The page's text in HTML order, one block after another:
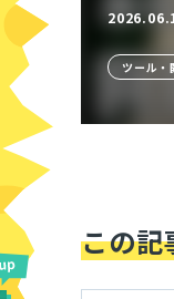
ツール・
この記